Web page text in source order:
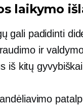
laikymo
gali padidinti
ir
iš kitų